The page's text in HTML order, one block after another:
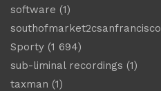
software (1)
southofmarket2csanfrancisco
Sporty (1 694)
sub-liminal recordings (1)
taxman (1)